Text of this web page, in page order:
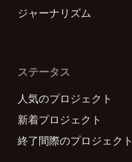
ジャーナリズム
ステータス
人気のプロジェクト
新着プロジェクト
終了間際のプロジェクト